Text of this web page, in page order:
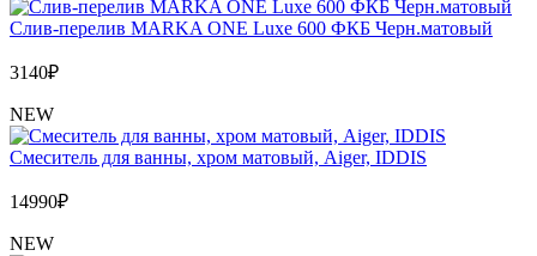
Слив-перелив MARKA ONE Luxe 600 ФКБ Черн.матовый
3140₽
NEW
Cмеситель для ванны, хром матовый, Aiger, IDDIS
14990₽
NEW